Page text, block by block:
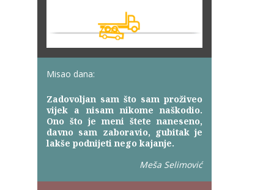
Misao dana:
Zadovoljan sam što sam proživeo
vijek a nisam nikome naškodio.
Ono što je meni štete naneseno,
davno sam zaboravio, gubitak je
lakše podnijeti nego kajanje.
Meša Selimović